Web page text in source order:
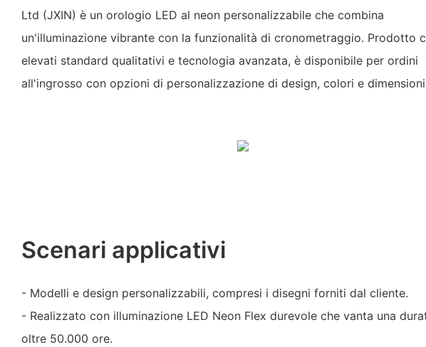
Ltd (JXIN) è un orologio LED al neon personalizzabile che combina
un'illuminazione vibrante con la funzionalità di cronometraggio. Prodotto
elevati standard qualitativi e tecnologia avanzata, è disponibile per ordini
all'ingrosso con opzioni di personalizzazione di design, colori e
Scenari applicativi
- Modelli e design personalizzabili, compresi i disegni forniti dal cliente.
- Realizzato con illuminazione LED Neon Flex durevole che vanta una
oltre 50.000 ore.